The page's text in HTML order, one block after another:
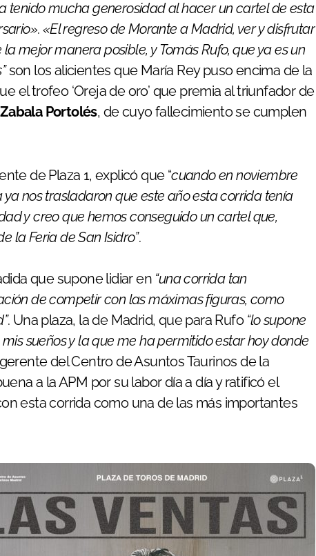
tenido mucha generosidad al hacer un cartel de esta
. «El regreso de Morante a Madrid, ver y disfrutar
mejor manera posible, y Tomás Rufo, que ya es un
son los alicientes que María Rey puso encima de la
el trofeo ‘Oreja de oro’ que premia al triunfador de
Portolés, de cuyo fallecimiento se cumplen
de Plaza 1, explicó que “cuando en noviembre
nos trasladaron que este año esta corrida tenía
y creo que hemos conseguido un cartel que,
la Feria de San Isidro”.
que supone lidiar en “una corrida tan
de competir con las máximas figuras, como
. Una plaza, la de Madrid, que para Rufo “lo supone
sueños y la que me ha permitido estar hoy donde
del Centro de Asuntos Taurinos de la
a la APM por su labor día a día y ratificó el
esta corrida como una de las más importantes